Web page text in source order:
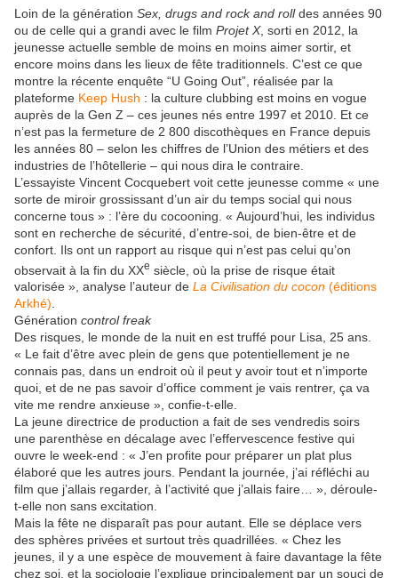
Loin de la génération Sex, drugs and rock and rolldes années 90
ou de celle qui a grandi avec le film Projet X, sorti en 2012, la
jeunesse actuelle semble de moins en moins aimer sortir, et
encore moins dans les lieux de fête traditionnels. C’est ce que
montre la récente enquête “U Going Out”, réalisée par la
plateforme Keep Hush : la culture clubbing est moins en vogue
auprès de la Gen Z – ces jeunes nés entre 1997 et 2010. Et ce
n’est pas la fermeture de 2 800 discothèques en France depuis
les années 80 – selon les chiffres de l’Union des métiers et des
industries de l’hôtellerie – qui nous dira le contraire.
L’essayiste Vincent Cocquebert voit cette jeunesse comme « une
sorte de miroir grossissant d’un air du temps social qui nous
concerne tous » : l’ère du cocooning. « Aujourd’hui, les individus
sont en recherche de sécurité, d’entre-soi, de bien-être et de
confort. Ils ont un rapport au risque qui n’est pas celui qu’on
observait à la fin du XXe siècle, où la prise de risque était
valorisée », analyse l’auteur de La Civilisation du cocon (éditions
Arkhé).
Génération control freak
Des risques, le monde de la nuit en est truffé pour Lisa, 25 ans.
« Le fait d’être avec plein de gens que potentiellement je ne
connais pas, dans un endroit où il peut y avoir tout et n’importe
quoi, et de ne pas savoir d’office comment je vais rentrer, ça va
vite me rendre anxieuse », confie-t-elle.
La jeune directrice de production a fait de ses vendredis soirs
une parenthèse en décalage avec l’effervescence festive qui
ouvre le week-end : « J’en profite pour préparer un plat plus
élaboré que les autres jours. Pendant la journée, j’ai réfléchi au
film que j’allais regarder, à l’activité que j’allais faire… », déroule-
t-elle non sans excitation.
Mais la fête ne disparaît pas pour autant. Elle se déplace vers
des sphères privées et surtout très quadrillées. « Chez les
jeunes, il y a une espèce de mouvement à faire davantage la fête
chez soi, et la sociologie l’explique principalement par un souci de